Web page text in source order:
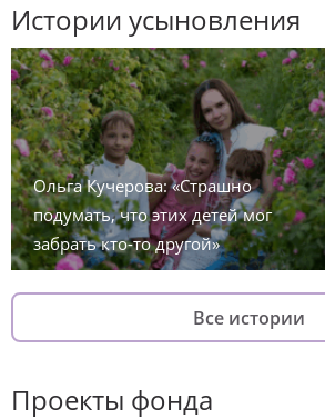
Истории усыновления
Ольга Кучерова: «Страшно
подумать, что этих детей мог
забрать кто-то другой»
Все истории
Проекты фонда